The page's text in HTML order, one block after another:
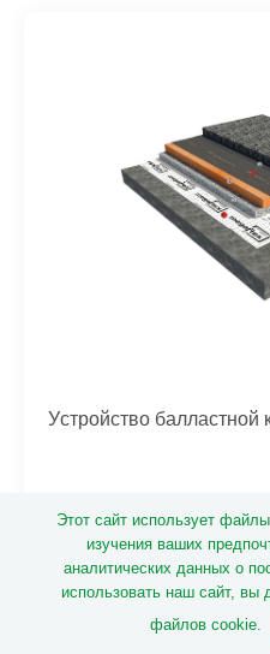
Уcтройство балластной
Этот сайт использует
изучения ваших
аналитических данных о
использовать наш сайт, вы
файлов cookie.